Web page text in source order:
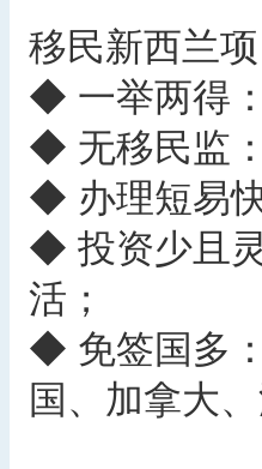
移民新西兰
◆ 一举两得
◆ 无移民监
◆ 办理短易
◆ 投资少且
活；
◆ 免签国多
国、加拿大